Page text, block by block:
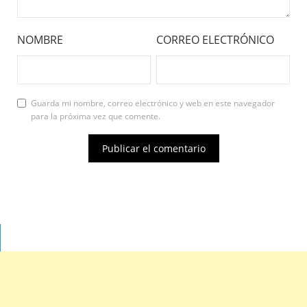
NOMBRE CORREO ELECTRÓNICO
Guarda mi nombre, correo electrónico y web en este navegador
para la próxima vez que comente.